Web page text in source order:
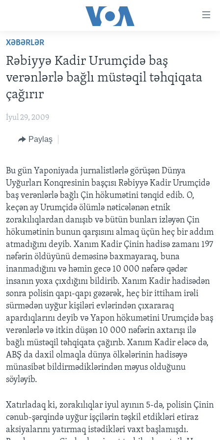
Skip
main
content
main
Navigation
ANA SƏHİFƏ
PROQRAMLAR
AMERIKA İCMALI
FAKTLAR NƏ DEYIR?
AZƏRBAYCAN
UKRAYNA BÖHRANI
İSRAIL-HƏMAS MÜNAQIŞƏSI
ABŞ
ABŞ SEÇKILƏRI 2024
İRAN AZƏRBAYCANI
MEDIA AZADLIĞI
BAŞ MƏQALƏ
LEARNING ENGLISH
BIZI IZLƏYIN
Dillər
XƏBƏRLƏR
Rəbiyyə Kadir Urumçidə baş
verənlərlə bağlı müstəqil təhqiqata
çağırır
İyul 29, 2009
Paylaş
Bu gün Yaponiyada jurnalistlərlə görüşən Dünya
Uyğurları Konqresinin başçısı Rəbiyyə Kadir Urumçidə
baş verənlərlə bağlı Çin hökumətini tənqid edib. O,
keçən ay Urumçidə ölümlə nəticələnən etnik
zorakılıqlardan danışıb və bütün bunları izləyən Çin
hökumətinin bunun qarşısını almaq üçün heç bir addım
atmadığını deyib. Xanım Kadir Çinin hadisə zamanı 197
nəfərin öldüyünü deməsinə baxmayaraq, buna
inanmadığını və həmin gecə 10 000 nəfərə qədər
insanın yoxa çıxdığını bildirib. Xanım Kadir hadisədən
sonra polisin qapı-qapı gəzərək, heç bir ittiham irəli
sürmədən uyğur kişiləri evlərindən çıxararaq
apardıqlarını deyib və Yapon hökumətini Urumçidə baş
verənlərlə və itkin düşən 10 000 nəfərin axtarışı ilə
bağlı müstəqil təhqiqata çağırıb. Xanım Kadir eləcə də,
ABŞ da daxil olmaqla dünya ölkələrinin hadisəyə
münasibət bildirmədiklərindən məyus olduğunu
söyləyib.
Xatırladaq ki, zorakılıqlar iyul ayının 5-də, polisin Çinin
cənub-şərqində uyğur işçilərin təşkil etdikləri etiraz
aksiyalarını yatırmaq istədikləri vaxt başlamışdı.